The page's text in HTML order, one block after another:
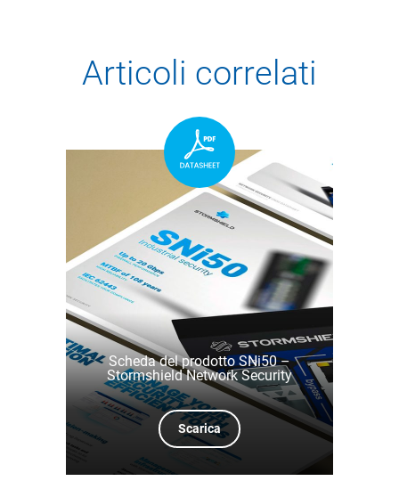
Articoli correlati
Scheda del prodotto SNi50 –
Stormshield Network Security
Scarica